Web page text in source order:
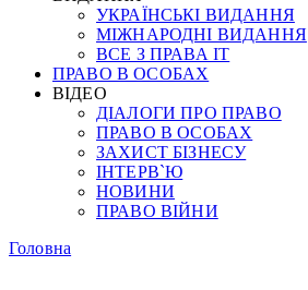
УКРАЇНСЬКІ ВИДАННЯ
МІЖНАРОДНІ ВИДАННЯ
ВСЕ З ПРАВА ІТ
ПРАВО В ОСОБАХ
ВІДЕО
ДІАЛОГИ ПРО ПРАВО
ПРАВО В ОСОБАХ
ЗАХИСТ БІЗНЕСУ
ІНТЕРВ`Ю
НОВИНИ
ПРАВО ВІЙНИ
Головна